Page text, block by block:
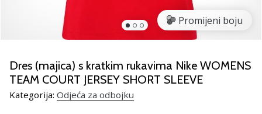
odbojku!
Pogledajte
naš
vodič
Promijeni boju
Dres (majica) s kratkim rukavima Nike WOMENS
TEAM COURT JERSEY SHORT SLEEVE
Kategorija: Odjeća za odbojku